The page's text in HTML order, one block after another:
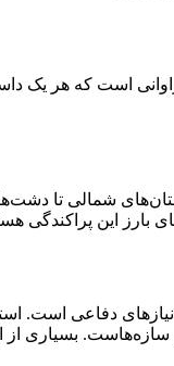
است که هر یک
شمالی تا
بارز این پراکندگی
نیازهای دفاعی
بسیاری از